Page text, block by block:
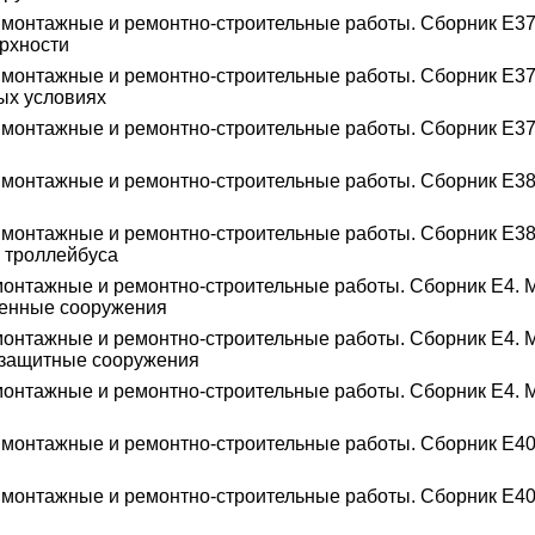
и ремонтно-строительные работы. Сборник
и ремонтно-строительные работы. Сборник
условиях
и ремонтно-строительные работы. Сборник
и ремонтно-строительные работы. Сборник
и ремонтно-строительные работы. Сборник
и ремонтно-строительные работы. Сборник Е4.
сооружения
и ремонтно-строительные работы. Сборник Е4.
сооружения
и ремонтно-строительные работы. Сборник Е4.
и ремонтно-строительные работы. Сборник
и ремонтно-строительные работы. Сборник